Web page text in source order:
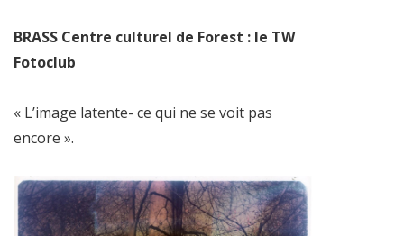
BRASS Centre culturel de Forest : le TW
Fotoclub
« L’image latente- ce qui ne se voit pas
encore ».